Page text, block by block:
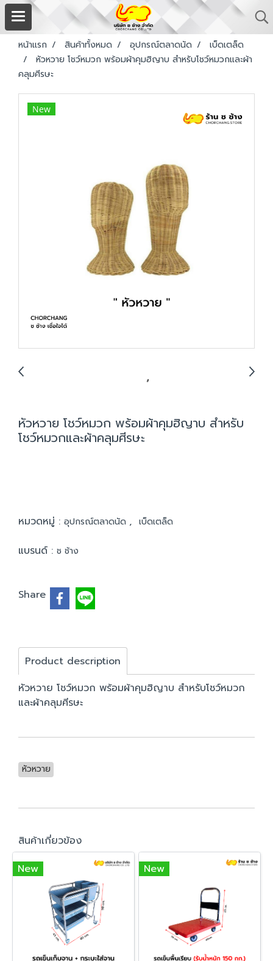
หน้าแรก สินค้าทั้งหมด อุปกรณ์ตลาดนัด
เบ็ดเตล็ด
หัวหวาย โชว์หมวก พร้อมผ้าคุมฮิญาบ สำหรับโชว์หมวกและผ้า
คลุมศีรษะ
New
หัวหวาย โชว์หมวก พร้อมผ้าคุมฮิญาบ สำหรับ
โชว์หมวกและผ้าคลุมศีรษะ
หมวดหมู่ : อุปกรณ์ตลาดนัด , เบ็ดเตล็ด
แบรนด์ : ช ช้าง
Share
Product description
หัวหวาย โชว์หมวก พร้อมผ้าคุมฮิญาบ สำหรับโชว์หมวก
และผ้าคลุมศีรษะ
หัวหวาย
สินค้าเกี่ยวข้อง
New
New